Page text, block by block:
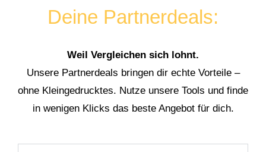
Deine Partnerdeals:
Weil Vergleichen sich lohnt.
Unsere Partnerdeals bringen dir echte Vorteile –
ohne Kleingedrucktes. Nutze unsere Tools und finde
in wenigen Klicks das beste Angebot für dich.